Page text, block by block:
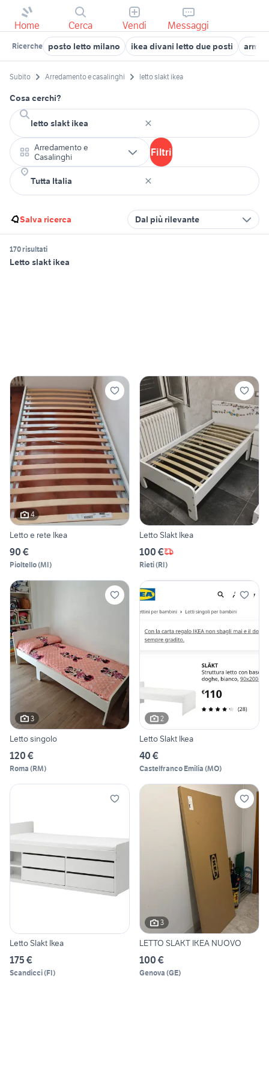
Home Cerca Vendi Messaggi
Ricerche posto letto milano ikea divani letto due posti
Subito Arredamento e casalinghi letto slakt ikea
Cosa cerchi?
Arredamento e
Casalinghi
Filtri
Salva ricerca Dal più rilevante
170 risultati
Letto slakt ikea
4
Letto e rete Ikea
90 €
Pioltello(MI)
Letto Slakt Ikea
100 €
Rieti(RI)
3
Letto singolo
120 €
Roma (RM)
2
Letto Slakt Ikea
40 €
Castelfranco Emilia (MO)
Letto Slakt Ikea
175 €
Scandicci(FI)
3
LETTO SLAKT IKEA NUOVO
100 €
Genova (GE)